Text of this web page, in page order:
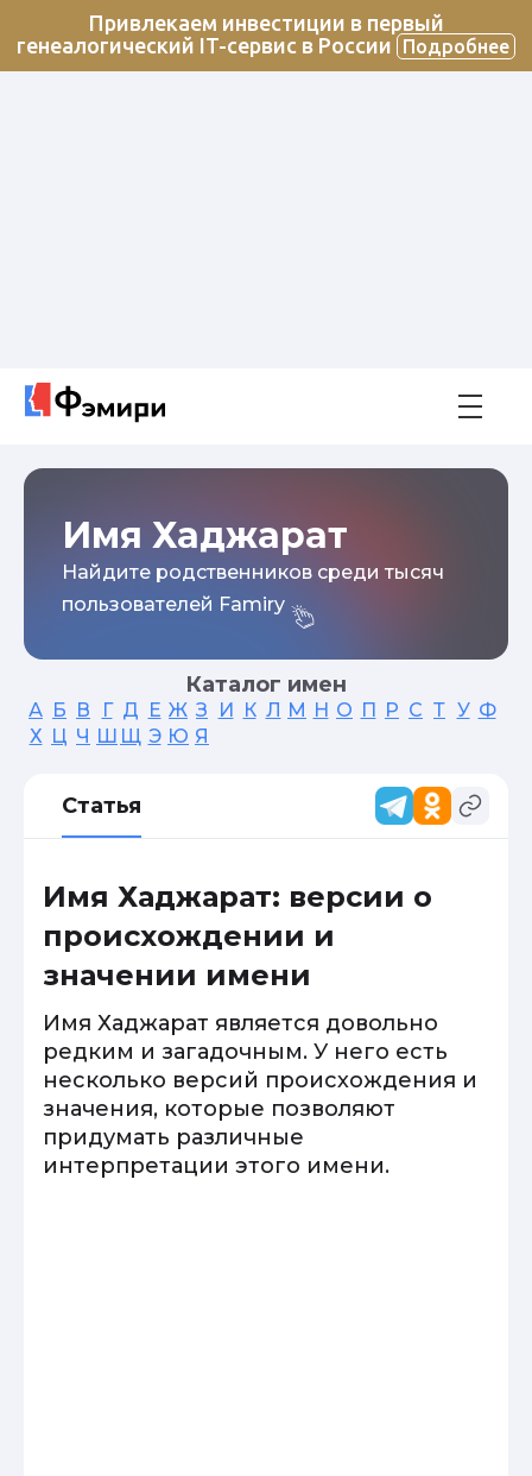
Привлекаем инвестиции в первый
генеалогический IT-сервис в России
Подробнее
Имя Хаджарат
Найдите родственников среди тысяч
пользователей Famiry
Каталог имен
А Б В Г Д Е Ж З И К Л М Н О П Р С Т У Ф
Х Ц Ч Ш Щ Э Ю Я
Статья
Имя Хаджарат: версии о
происхождении и
значении имени
Имя Хаджарат является довольно
редким и загадочным. У него есть
несколько версий происхождения и
значения, которые позволяют
придумать различные
интерпретации этого имени.